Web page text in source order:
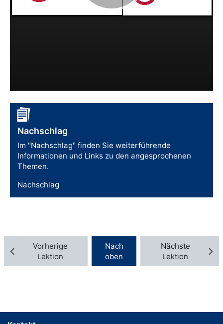
Nachschlag
Im "Nachschlag" finden Sie weiterführende
Informationen und Links zu den angesprochenen
Themen.
Nachschlag
Vorherige
Lektion
Nach
oben
Nächste
Lektion